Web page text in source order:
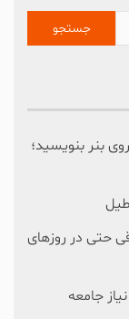
بنر بنویسید؛
حتی در روزهای
جامعه